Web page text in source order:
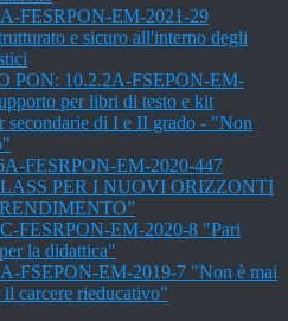
FESRPON-EM-2021-29
e sicuro all'interno degli
PON: 10.2.2A-FSEPON-EM-
per libri di testo e kit
secondarie di I e II grado - "Non
FESRPON-EM-2020-447
PER I NUOVI ORIZZONTI
FESRPON-EM-2020-8 "Pari
la didattica"
FSEPON-EM-2019-7 "Non è mai
carcere rieducativo"